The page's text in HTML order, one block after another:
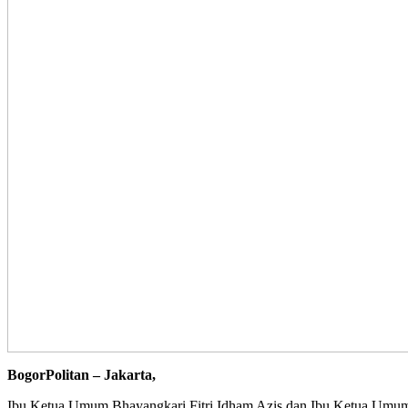
BogorPolitan – Jakarta,